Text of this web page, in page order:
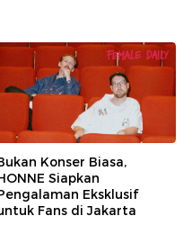
Konser Biasa,
Siapkan
Eksklusif
Fans di Jakarta